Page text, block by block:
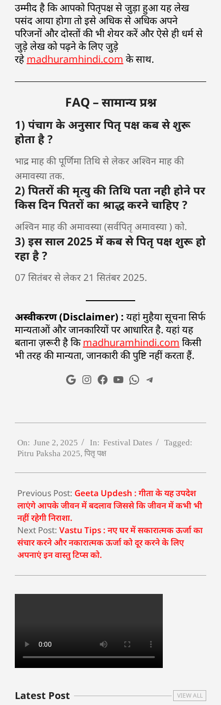
उम्मीद है कि आपको पितृपक्ष से जुड़ा हुआ यह लेख
पसंद आया होगा तो इसे अधिक से अधिक अपने
परिजनों और दोस्तों की भी शेयर करें और ऐसे ही धर्म से
जुड़े लेख को पढ़ने के लिए जुड़े
रहे madhuramhindi.com के साथ.
FAQ – सामान्य प्रश्न
1) पंचाग के अनुसार पितृ पक्ष कब से शुरू
होता है ?
भाद्र माह की पूर्णिमा तिथि से लेकर अश्विन माह की
अमावस्या तक.
2) पितरों की मृत्यु की तिथि पता नही होने पर
किस दिन पितरों का श्राद्ध करने चाहिए ?
अश्विन माह की अमावस्या (सर्वपितृ अमावस्या ) को.
3) इस साल 2025 में कब से पितृ पक्ष शुरू हो
रहा है ?
07 सितंबर से लेकर 21 सितंबर 2025.
अस्वीकरण (Disclaimer) : यहां मुहैया सूचना सिर्फ
मान्यताओं और जानकारियों पर आधारित है. यहां यह
बताना ज़रूरी है किmadhuramhindi.com किसी
भी तरह की मान्यता, जानकारी की पुष्टि नहीं करता हैं.
On: June 2, 2025 In: Festival Dates
Tagged:
Pitru Paksha 2025, पितृ पक्ष
Previous Post: Geeta Updesh : गीता के यह उपदेश
लाएंगे आपके जीवन में बदलाव जिससे कि जीवन में कभी भी
नहीं रहेगी निराशा.
Next Post: Vastu Tips : नए घर में सकारात्मक ऊर्जा का
संचार करने और नकारात्मक ऊर्जा को दूर करने के लिए
अपनाएं इन वास्तु टिप्स को.
Latest Post VIEW ALL